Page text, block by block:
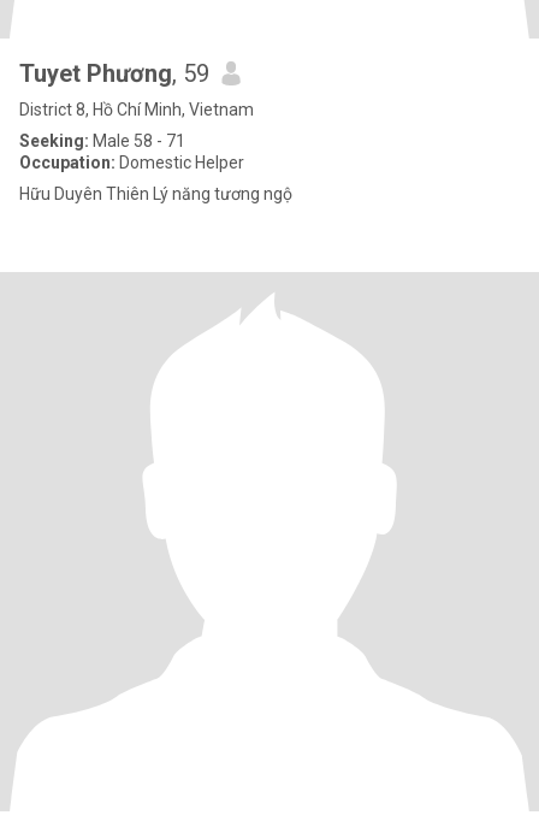
Tuyet Phương, 59
District 8, Hồ Chí Minh, Vietnam
Seeking: Male 58 - 71
Occupation: Domestic Helper
Hữu Duyên Thiên Lý năng tương ngộ